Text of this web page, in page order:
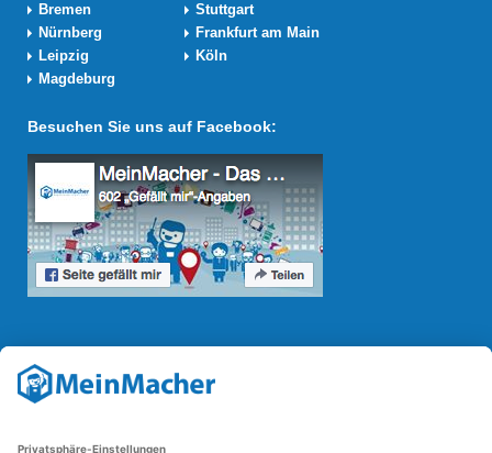
Bremen
Stuttgart
Nürnberg
Frankfurt am Main
Leipzig
Köln
Magdeburg
Besuchen Sie uns auf Facebook:
Reparatur Revolution